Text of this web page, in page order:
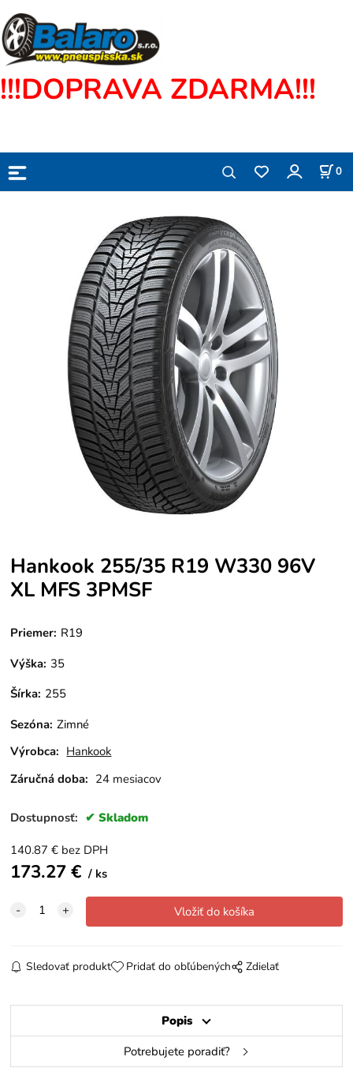
!!!DOPRAVA ZDARMA!!!
0
Hankook 255/35 R19 W330 96V
XL MFS 3PMSF
Priemer: R19
Výška: 35
Šírka: 255
Sezóna: Zimné
Výrobca: Hankook
Záručná doba: 24 mesiacov
Dostupnosť: Skladom
140.87 € bez DPH
173.27€ ks
Sledovať produkt Pridať do obľúbených Zdielať
Popis
Potrebujete poradiť?